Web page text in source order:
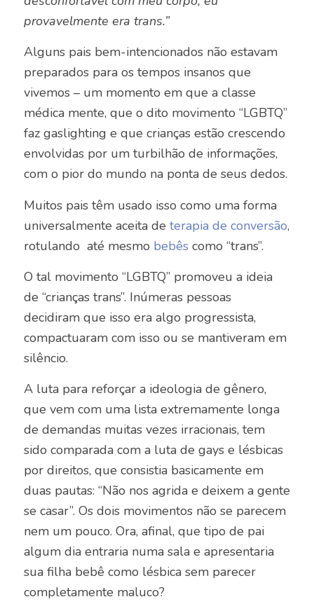
provavelmente era trans.”
Alguns pais bem-intencionados não estavam
preparados para os tempos insanos que
vivemos – um momento em que a classe
médica mente, que o dito movimento “LGBTQ”
faz gaslighting e que crianças estão crescendo
envolvidas por um turbilhão de informações,
com o pior do mundo na ponta de seus dedos.
Muitos pais têm usado isso como uma forma
universalmente aceita de terapia de conversão,
rotulando até mesmo bebêscomo “trans”.
O tal movimento “LGBTQ” promoveu a ideia
de “crianças trans”. Inúmeras pessoas
decidiram que isso era algo progressista,
compactuaram com isso ou se mantiveram em
silêncio.
A luta para reforçar a ideologia de gênero,
que vem com uma lista extremamente longa
de demandas muitas vezes irracionais, tem
sido comparada com a luta de gays e lésbicas
por direitos, que consistia basicamente em
duas pautas: “Não nos agrida e deixem a gente
se casar”. Os dois movimentos não se parecem
nem um pouco. Ora, afinal, que tipo de pai
algum dia entraria numa sala e apresentaria
sua filha bebê como lésbica sem parecer
completamente maluco?